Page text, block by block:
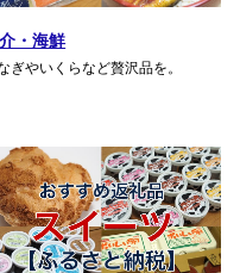
・海鮮
ぎやいくらなど贅沢品を。